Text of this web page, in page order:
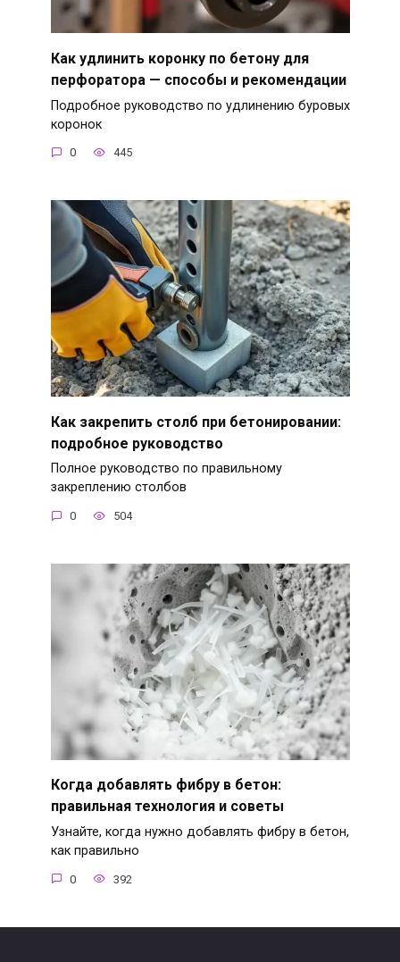
Как удлинить коронку по бетону для
перфоратора — способы и рекомендации
Подробное руководство по удлинению буровых
коронок
0 445
Как закрепить столб при бетонировании:
подробное руководство
Полное руководство по правильному
закреплению столбов
0 504
Когда добавлять фибру в бетон:
правильная технология и советы
Узнайте, когда нужно добавлять фибру в бетон,
как правильно
0 392